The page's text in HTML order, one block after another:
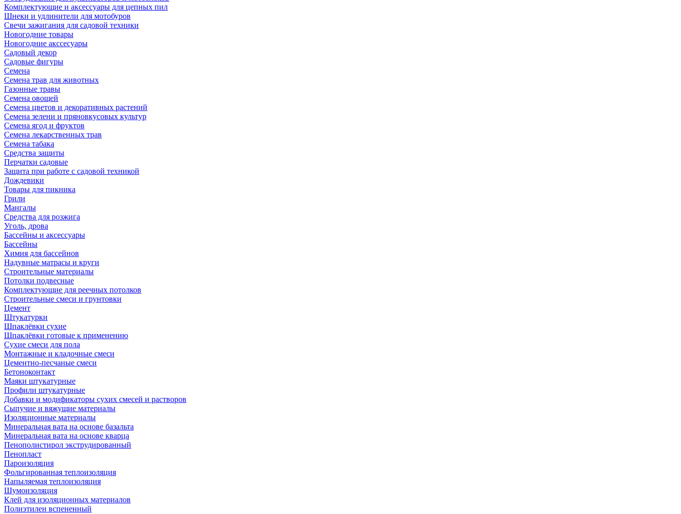
Комплектующие и аксессуары для цепных пил
Шнеки и удлинители для мотобуров
Свечи зажигания для садовой техники
Новогодние товары
Новогодние акссесуары
Садовый декор
Садовые фигуры
Семена
Семена трав для животных
Газонные травы
Семена овощей
Семена цветов и декоративных растений
Семена зелени и пряновкусовых культур
Семена ягод и фруктов
Семена лекарственных трав
Семена табака
Средства защиты
Перчатки садовые
Защита при работе с садовой техникой
Дождевики
Товары для пикника
Грили
Мангалы
Средства для розжига
Уголь, дрова
Бассейны и аксессуары
Бассейны
Химия для бассейнов
Надувные матрасы и круги
Строительные материалы
Потолки подвесные
Комплектующие для реечных потолков
Строительные смеси и грунтовки
Цемент
Штукатурки
Шпаклёвки сухие
Шпаклёвки готовые к применению
Сухие смеси для пола
Монтажные и кладочные смеси
Цементно-песчаные смеси
Бетоноконтакт
Маяки штукатурные
Профили штукатурные
Добавки и модификаторы сухих смесей и растворов
Сыпучие и вяжущие материалы
Изоляционные материалы
Минеральная вата на основе базальта
Минеральная вата на основе кварца
Пенополистирол экструдированный
Пенопласт
Пароизоляция
Фольгированная теплоизоляция
Напыляемая теплоизоляция
Шумоизоляция
Клей для изоляционных материалов
Полиэтилен вспененный